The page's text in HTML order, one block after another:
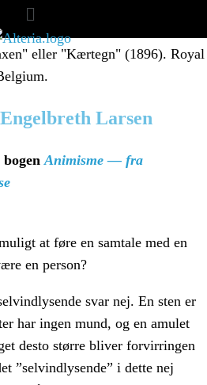
Larsen
bogenAnimisme — fra
at føre en samtale med en
en person?
svar nej. En sten er
har ingen mund, og en amulet
desto større bliver forvirringen
”selvindlysende” i dette nej